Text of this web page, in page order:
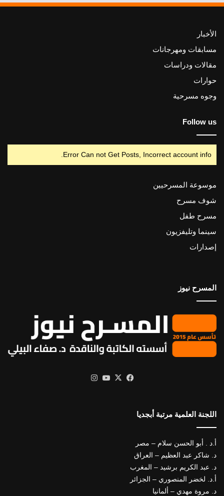
الأخبار
مسابقات ومهرجانات
مقالات ودراسات
حوارات
وجوه مسرحية
Follow us
Error Can not Get Posts, Incorrect account info.
موسوعة المسرحيين
شوف مسرح
مسرح طفل
سينما وتليفزيون
إصدارات
المسرح نيوز
فيسبوك
X يوتيوب
اللجنة العلمية مرتبة أبجديا
أ.د . أبو الحسن سلام – مصر
د. شاكر عبد العظيم – العراق
د. عبد الكريم برشيد – المغرب
أ.د. لخضر المنصوري – الجزائر
د. مروة مهدي – ألمانيا